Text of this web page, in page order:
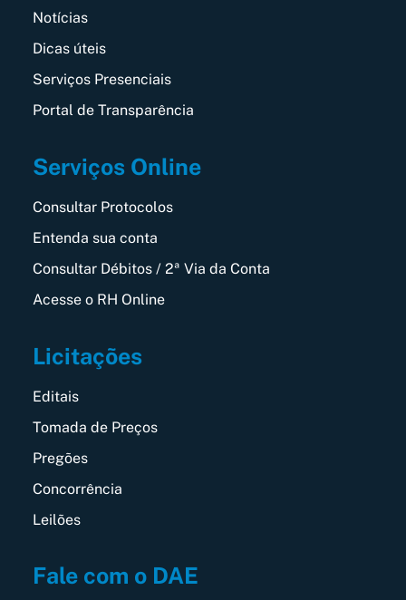
Notícias
Dicas úteis
Serviços Presenciais
Portal de Transparência
Serviços Online
Consultar Protocolos
Entenda sua conta
Consultar Débitos / 2ª Via da Conta
Acesse o RH Online
Licitações
Editais
Tomada de Preços
Pregões
Concorrência
Leilões
Fale com o DAE